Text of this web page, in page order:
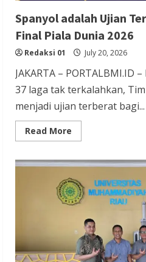
Spanyol adalah Ujian
Final Piala Dunia 2026
Redaksi 01 July 20, 2026
JAKARTA – PORTALBMI.ID
37 laga tak terkalahkan,
menjadi ujian terberat bagi...
Read More
more
adalah
Terberat
Argentina
di
Final
Piala
Dunia
2026